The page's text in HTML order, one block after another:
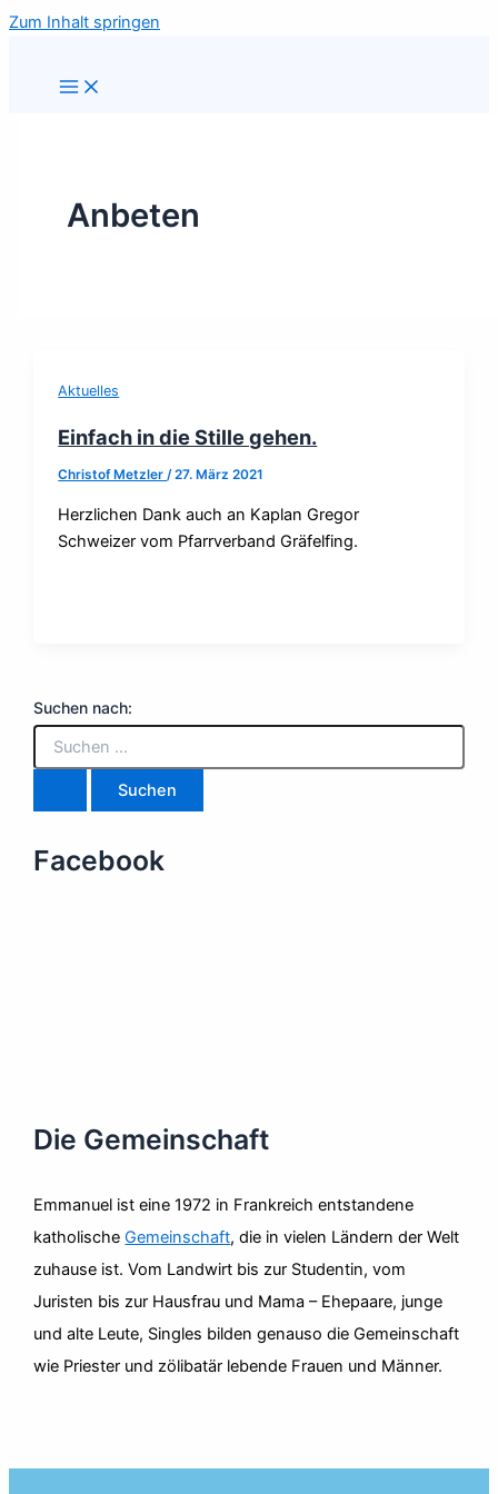
Zum Inhalt springen
Anbeten
Aktuelles
Einfach in die Stille gehen.
Christof Metzler/27. März 2021
Herzlichen Dank auch an Kaplan Gregor
Schweizer vom Pfarrverband Gräfelfing.
Suchen nach:
Facebook
Die Gemeinschaft
Emmanuel ist eine 1972 in Frankreich entstandene
katholischeGemeinschaft, die in vielen Ländern der Welt
zuhause ist. Vom Landwirt bis zur Studentin, vom
Juristen bis zur Hausfrau und Mama – Ehepaare, junge
und alte Leute, Singles bilden genauso die Gemeinschaft
wie Priester und zölibatär lebende Frauen und Männer.